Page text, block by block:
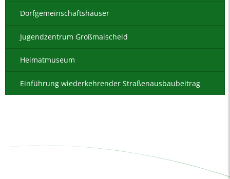
Dorfgemeinschaftshäuser
Jugendzentrum Großmaischeid
Heimatmuseum
Einführung wiederkehrender Straßenausbaubeitrag